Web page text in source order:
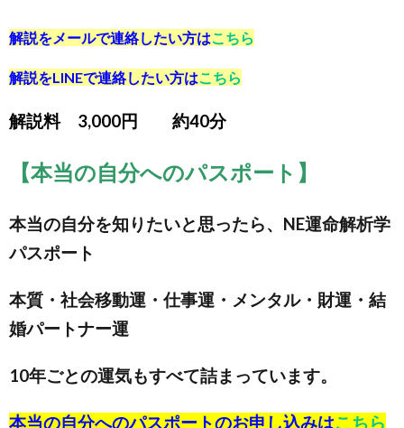
解説をメールで連絡したい方はこちら
解説をLINEで連絡したい方はこちら
解説料 3,000円 約40分
【本当の自分へのパスポート】
本当の自分を知りたいと思ったら、NE運命解析学
パスポート
本質・社会移動運・仕事運・メンタル・財運・結
婚パートナー運
10年ごとの運気もすべて詰まっています。
本当の自分へのパスポートのお申し込みはこちら